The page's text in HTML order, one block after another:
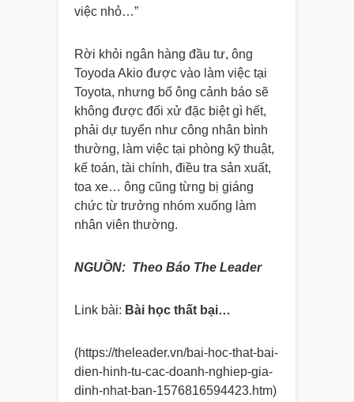
việc nhỏ…”
Rời khỏi ngân hàng đầu tư, ông
Toyoda Akio được vào làm việc tại
Toyota, nhưng bố ông cảnh báo sẽ
không được đối xử đặc biệt gì hết,
phải dự tuyển như công nhân bình
thường, làm việc tại phòng kỹ thuật,
kế toán, tài chính, điều tra sản xuất,
toa xe… ông cũng từng bị giáng
chức từ trưởng nhóm xuống làm
nhân viên thường.
NGUỒN: Theo Báo The Leader
Link bài: Bài học thất bại…
(https://theleader.vn/bai-hoc-that-bai-
dien-hinh-tu-cac-doanh-nghiep-gia-
dinh-nhat-ban-1576816594423.htm)